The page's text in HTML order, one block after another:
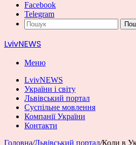
Facebook
Telegram
LvivNEWS
Меню
LvivNEWS
України і світу
Львівський портал
Суспільне мовлення
Компанії України
Контакти
Головна/Львівський портал/Коли в